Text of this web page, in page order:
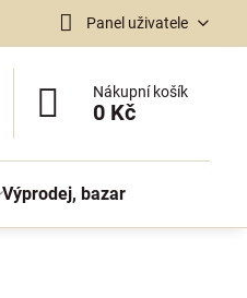
Panel uživatele
Nákupní košík
0 Kč
Výprodej, bazar